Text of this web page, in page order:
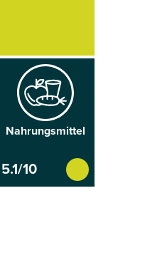
Nahrungs­mittel
5.1/10